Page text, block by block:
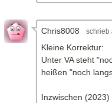
Chris8008
Kleine Korrektur:
Unter VA steht
heißen "noch
Inzwischen